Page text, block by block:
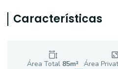
Características
Área Total 85m² Área